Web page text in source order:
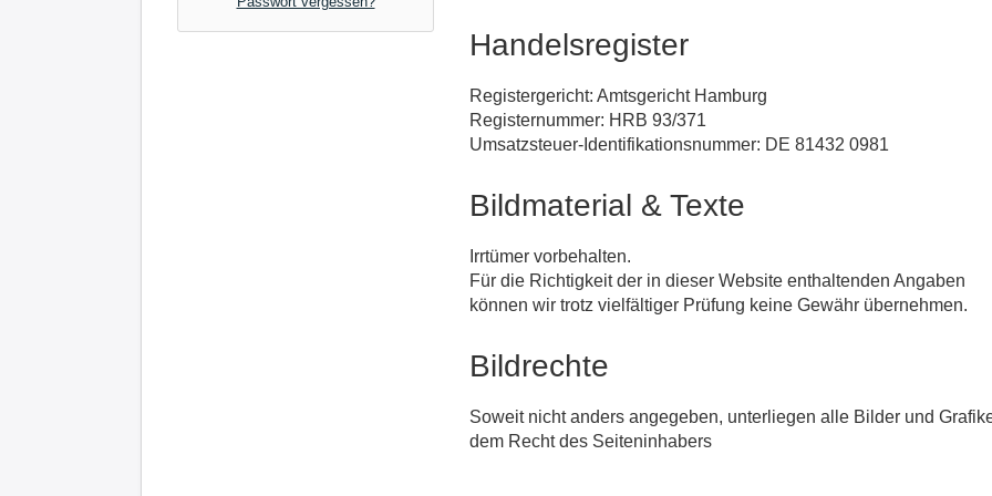
Handelsregister
Registergericht: Amtsgericht Hamburg
Registernummer: HRB 93/371
Umsatzsteuer-Identifikationsnummer: DE 81432 0981
Bildmaterial & Texte
Irrtümer vorbehalten.
Für die Richtigkeit der in dieser Website enthaltenden Angaben
können wir trotz vielfältiger Prüfung keine Gewähr übernehmen.
Bildrechte
Soweit nicht anders angegeben, unterliegen alle Bilder und
dem Recht des Seiteninhabers